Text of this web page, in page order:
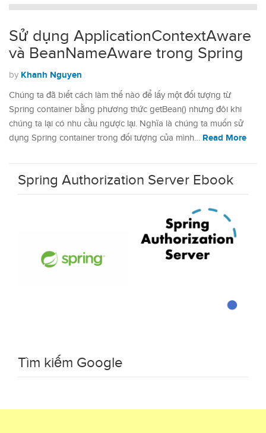
Sử dụng ApplicationContextAware
và BeanNameAware trong Spring
by Khanh Nguyen
Chúng ta đã biết cách làm thế nào để lấy một đối tượng từ
Spring container bằng phương thức getBean() nhưng đôi khi
chúng ta lại có nhu cầu ngược lại. Nghĩa là chúng ta muốn sử
dụng Spring container trong đối tượng của mình… Read More
Spring Authorization Server Ebook
Tìm kiếm Google